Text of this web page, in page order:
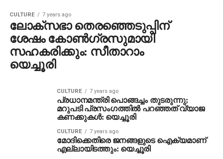
CULTURE 7 years ago
ലോക്‌സഭാ തെരഞ്ഞെടുപ്പിന്
ശേഷം കോണ്‍ഗ്രസുമായി
സഹകരിക്കും: സീതാറാം
യെച്ചൂരി
CULTURE 7 years ago
പ്രധാനമന്ത്രി പൊങ്ങച്ചം തുടരുന്നു;
മറുപടി പ്രസംഗത്തില്‍ പറഞ്ഞത് വ്യാജ
കണക്കുകള്‍: യെച്ചൂരി
CULTURE 7 years ago
മോദിക്കെതിരെ ജനങ്ങളുടെ ഐക്യമാണ്
എല്ലായിടത്തും: യെച്ചൂരി